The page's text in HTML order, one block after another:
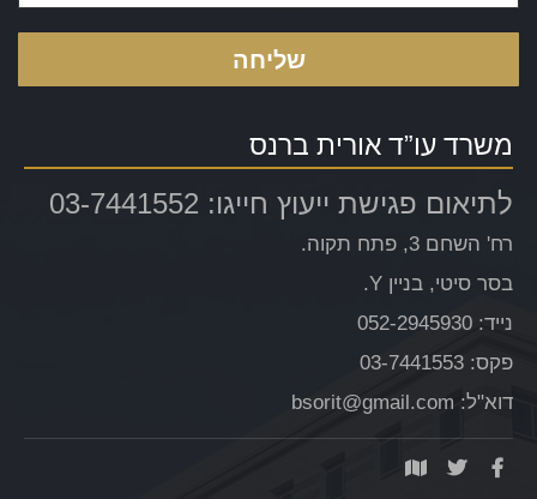
משרד עו”ד אורית ברנס
לתיאום פגישת ייעוץ חייגו: 03-7441552
רח' השחם 3, פתח תקוה.
בסר סיטי, בניין Y.
נייד: 052-2945930
פקס: 03-7441553
דוא"ל: bsorit@gmail.com